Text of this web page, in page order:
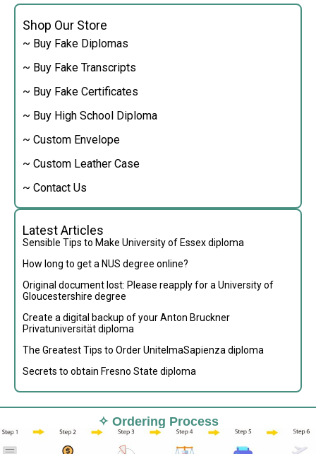
Shop Our Store
~ Buy Fake Diplomas
~ Buy Fake Transcripts
~ Buy Fake Certificates
~ Buy High School Diploma
~ Custom Envelope
~ Custom Leather Case
~ Contact Us
Latest Articles
Sensible Tips to Make University of Essex diploma
How long to get a NUS degree online?
Original document lost: Please reapply for a University of
Gloucestershire degree
Create a digital backup of your Anton Bruckner
Privatuniversität diploma
The Greatest Tips to Order UnitelmaSapienza diploma
Secrets to obtain Fresno State diploma
✧ Ordering Process